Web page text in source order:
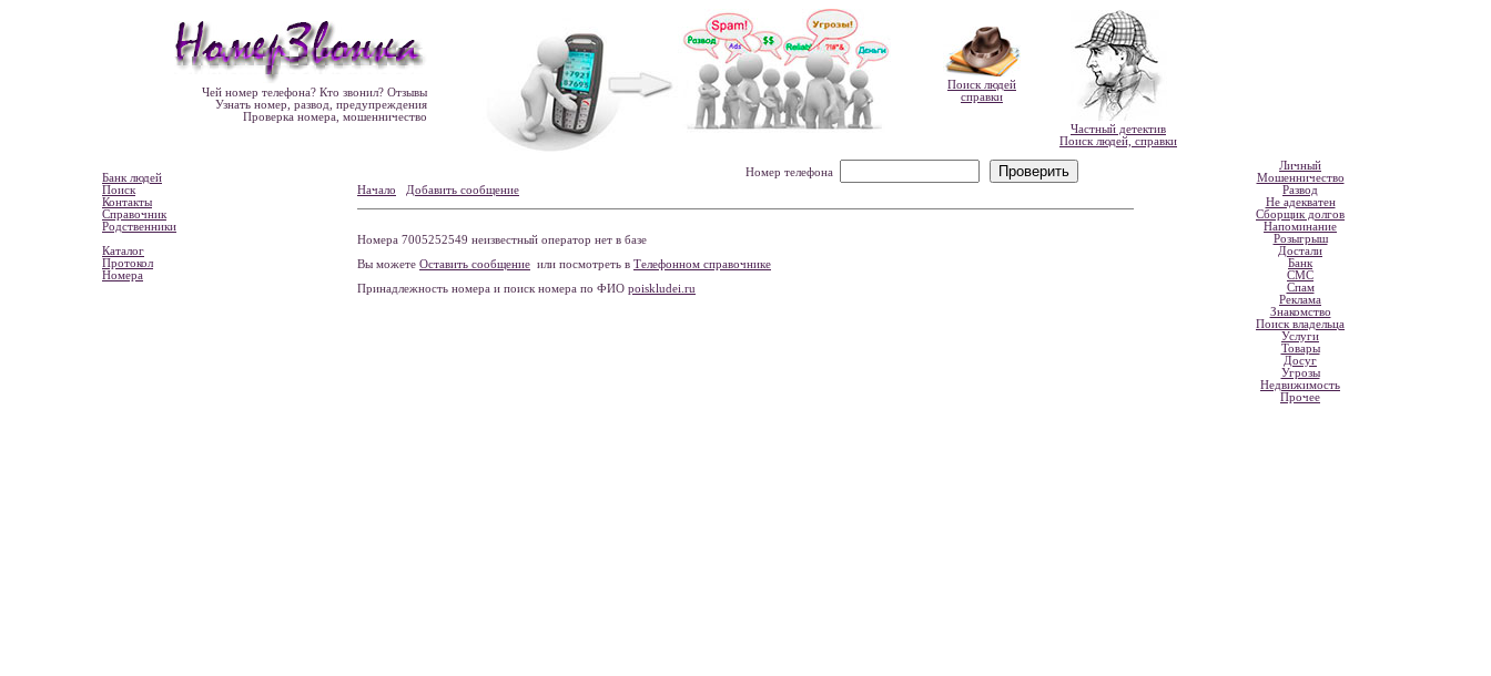
Чей номер телефона? Кто звонил? Отзывы
Узнать номер, развод, предупреждения
Проверка номера, мошенничество
Поиск людей
справки
Частный детектив
Поиск людей, справки
Банк людей
Поиск
Контакты
Справочник
Родственники
Каталог
Протокол
Номера
Номер телефона
Начало
Добавить сообщение
Номера 7005252549 неизвестный оператор нет в базе
Вы можете Оставить сообщение или посмотреть в Телефонном справочнике
Принадлежность номера и поиск номера по ФИО poiskludei.ru
Личный
Мошенничество
Развод
Не адекватен
Сборщик долгов
Напоминание
Розыгрыш
Достали
Банк
СМС
Спам
Реклама
Знакомство
Поиск владельца
Услуги
Товары
Досуг
Угрозы
Недвижимость
Прочее